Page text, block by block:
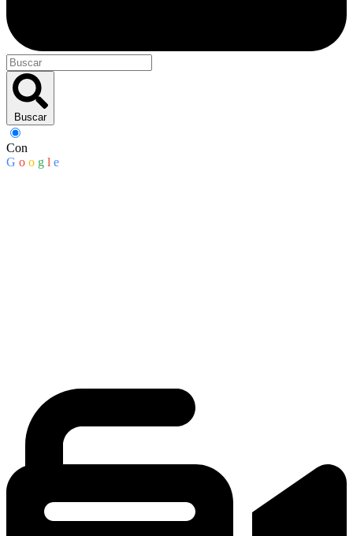
Buscar
Con
G o o g l e